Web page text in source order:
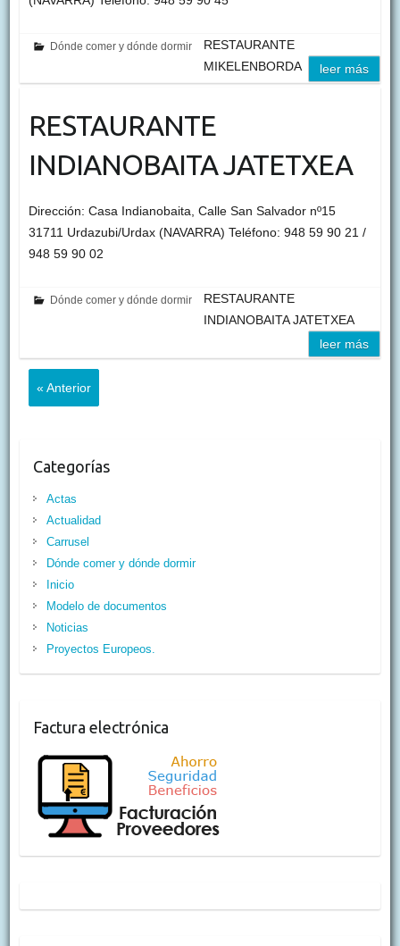
Dónde comer y dónde dormir
RESTAURANTE
MIKELENBORDA
leer más
RESTAURANTE
INDIANOBAITA JATETXEA
Dirección: Casa Indianobaita, Calle San Salvador nº15
31711 Urdazubi/Urdax (NAVARRA) Teléfono: 948 59 90 21 /
948 59 90 02
Dónde comer y dónde dormir
RESTAURANTE
INDIANOBAITA JATETXEA
leer más
« Anterior
Categorías
Actas
Actualidad
Carrusel
Dónde comer y dónde dormir
Inicio
Modelo de documentos
Noticias
Proyectos Europeos.
Factura electrónica